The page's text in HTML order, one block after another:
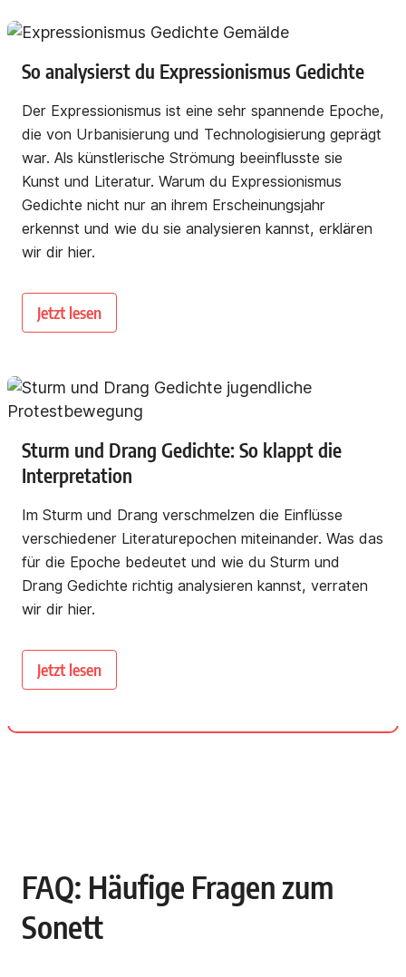
So analysierst du Expressionismus Gedichte
Der Expressionismus ist eine sehr spannende Epoche,
die von Urbanisierung und Technologisierung geprägt
war. Als künstlerische Strömung beeinflusste sie
Kunst und Literatur. Warum du Expressionismus
Gedichte nicht nur an ihrem Erscheinungsjahr
erkennst und wie du sie analysieren kannst, erklären
wir dir hier.
Jetzt lesen
Sturm und Drang Gedichte: So klappt die
Interpretation
Im Sturm und Drang verschmelzen die Einflüsse
verschiedener Literaturepochen miteinander. Was das
für die Epoche bedeutet und wie du Sturm und
Drang Gedichte richtig analysieren kannst, verraten
wir dir hier.
Jetzt lesen
FAQ: Häufige Fragen zum
Sonett